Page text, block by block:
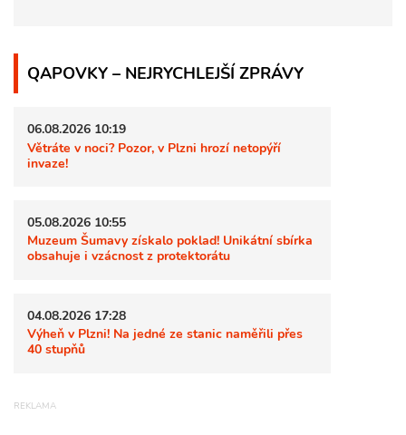
QAPOVKY – NEJRYCHLEJŠÍ ZPRÁVY
06.08.2026 10:19
Větráte v noci? Pozor, v Plzni hrozí netopýří
invaze!
05.08.2026 10:55
Muzeum Šumavy získalo poklad! Unikátní sbírka
obsahuje i vzácnost z protektorátu
04.08.2026 17:28
Výheň v Plzni! Na jedné ze stanic naměřili přes
40 stupňů